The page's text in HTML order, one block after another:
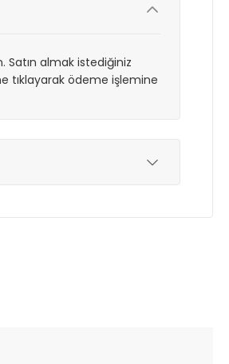
Satın almak istediğiniz
tıklayarak ödeme işlemine